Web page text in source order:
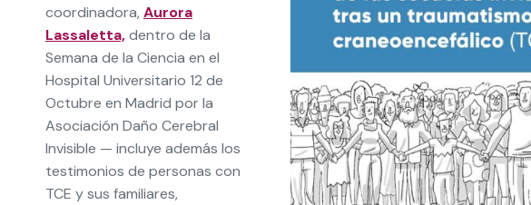
coordinadora, Aurora
Lassaletta,dentro de la
Semana de la Ciencia en el
Hospital Universitario 12 de
Octubre en Madrid por la
Asociación Daño Cerebral
Invisible — incluye además los
testimonios de personas con
TCE y sus familiares,